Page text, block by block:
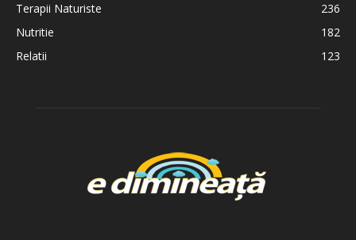
Terapii Naturiste
236
Nutritie
182
Relatii
123